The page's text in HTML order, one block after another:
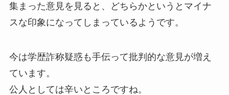
集まった意見を見ると、どちらかというとマイナ
スな印象になってしまっているようです。
今は学歴詐称疑惑も手伝って批判的な意見が増え
ています。
公人としては辛いところですね。